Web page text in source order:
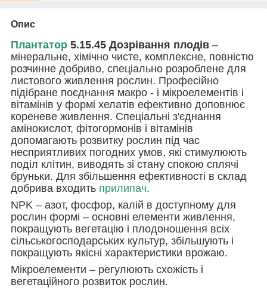
Опис
Плантатор 5.15.45 Дозрівання плодів –
мінеральне, хімічно чисте, комплексне, повністю
розчинне добриво, спеціально розроблене для
листового живлення рослин. Професійно
підібране поєднання макро - і мікроелементів і
вітамінів у формі хелатів ефективно доповнює
кореневе живлення. Спеціальні з'єднання
амінокислот, фітогормонів і вітамінів
допомагають розвитку рослин під час
несприятливих погодних умов, які стимулюють
поділ клітин, виводять зі стану спокою сплячі
бруньки. Для збільшення ефективності в склад
добрива входить прилипач.
NPK – азот, фосфор, калій в доступному для
рослин формі – основні елементи живлення,
покращують вегетацію і плодоношення всіх
сільськогосподарських культур, збільшують і
покращують якісні характеристики врожаю.
Мікроелементи – регулюють схожість і
вегетаційного розвиток рослин.